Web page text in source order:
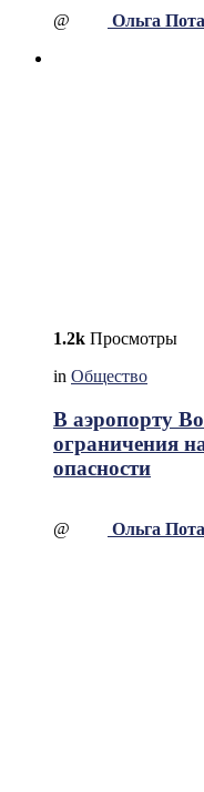
@ Ольга
1.2k Просмотры
in Общество
В аэропорту
ограничения
опасности
@ Ольга